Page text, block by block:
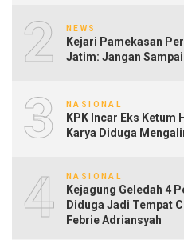
2 NEWS
Kejari Pamekasan
Jatim: Jangan
3 NASIONAL
KPK Incar Eks Ketum
Karya Diduga
4 NASIONAL
Kejagung Geledah 4
Diduga Jadi Tempat
Febrie Adriansyah